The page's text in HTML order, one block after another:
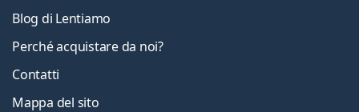
Blog di Lentiamo
Perché acquistare da noi?
Contatti
Mappa del sito